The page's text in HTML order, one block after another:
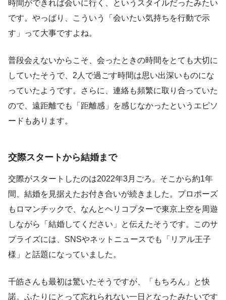
時間ができれば会いに行く、というスタイルだったみたい
です。やっぱり、こういう「会いたい気持ちを行動で示
す」って大事ですよね。
普段会えないからこそ、会ったときの時間をとても大切に
していたそうで、2人で過ごす時間は思い出深いものにな
っていたようです。さらに、連絡も頻繁に取り合っていた
ので、遠距離でも「距離感」を感じなかったというエピソ
ードもあります。
交際スタートから結婚まで
交際がスタートしたのは2022年3月ごろ。そこから約1年
間、結婚を見据えたお付き合いが続きました。プロポーズ
もロマンチックで、なんとヘリコプターで東京上空を周遊
しながら「結婚してください」と伝えたそうです。このサ
プライズには、SNSやネットニュースでも「リアル王子
様」と話題になっていました。
千皓さんも最初は驚いたそうですが、「もちろん」と快
諾。ふたりにとって忘れられない一日となったみたいです